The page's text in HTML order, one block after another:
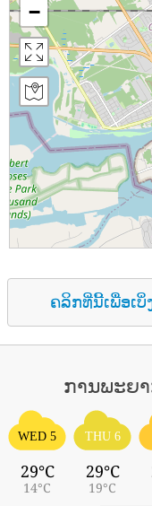
−
ຄລິກທີ່ນີ້ເພື່ອເ
ການພະຍ
WED 5
29°C
14°C
THU 6
29°C
19°C